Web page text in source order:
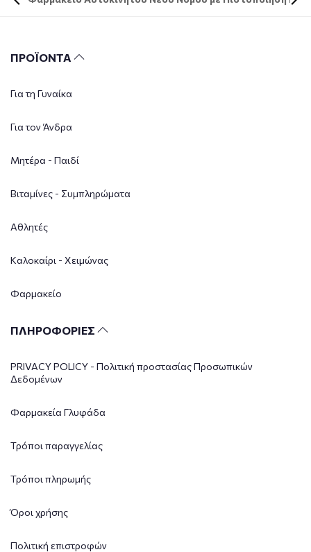
ΠΡΟΪΟΝΤΑ
Για τη Γυναίκα
Για τον Άνδρα
Μητέρα - Παιδί
Βιταμίνες - Συμπληρώματα
Αθλητές
Καλοκαίρι - Χειμώνας
Φαρμακείο
ΠΛΗΡΟΦΟΡΙΕΣ
PRIVACY POLICY - Πολιτική προστασίας Προσωπικών
Δεδομένων
Φαρμακεία Γλυφάδα
Τρόποι παραγγελίας
Τρόποι πληρωμής
Όροι χρήσης
Πολιτική επιστροφών